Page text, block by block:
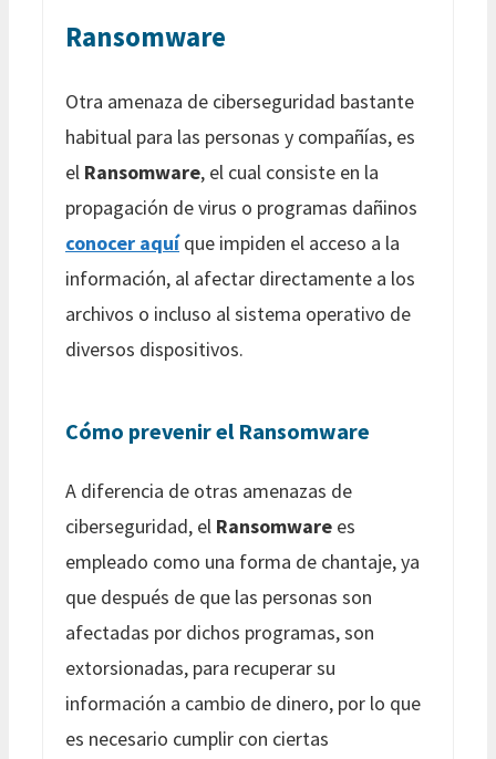
Ransomware
Otra amenaza de ciberseguridad bastante
habitual para las personas y compañías, es
el Ransomware, el cual consiste en la
propagación de virus o programas dañinos
conocer aquíque impiden el acceso a la
información, al afectar directamente a los
archivos o incluso al sistema operativo de
diversos dispositivos.
Cómo prevenir el Ransomware
A diferencia de otras amenazas de
ciberseguridad, el Ransomware es
empleado como una forma de chantaje, ya
que después de que las personas son
afectadas por dichos programas, son
extorsionadas, para recuperar su
información a cambio de dinero, por lo que
es necesario cumplir con ciertas